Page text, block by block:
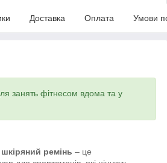
Доставка Оплата Умови
занять фітнесом вдома та у
ремінь – це